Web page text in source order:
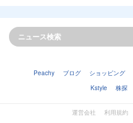
Peachy ブログ ショッピング
Kstyle
株探
運営会社 利用規約